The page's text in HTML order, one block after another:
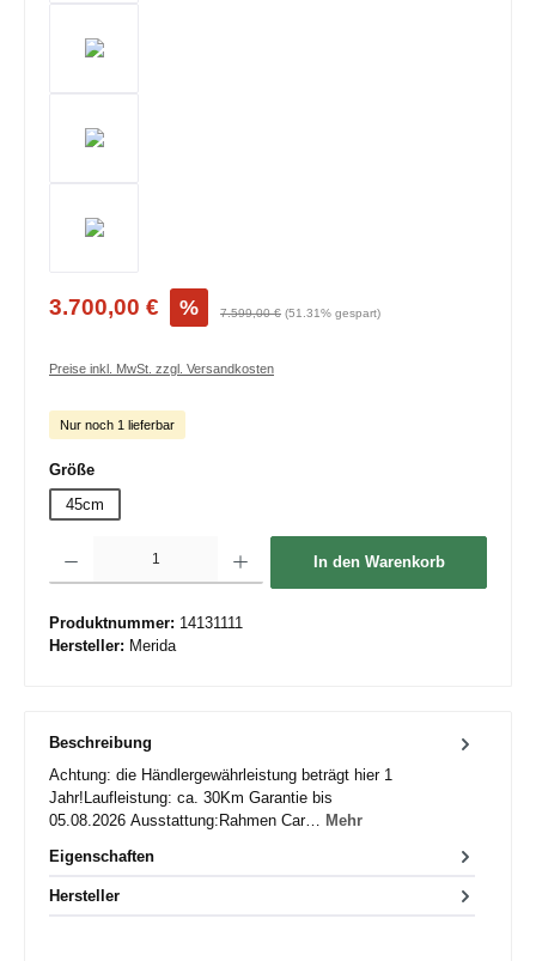
3.700,00 € % 7.599,00 € (51.31% gespart)
Preise inkl. MwSt. zzgl. Versandkosten
Nur noch 1 lieferbar
Größeauswählen
45cm
In den Warenkorb
Produktnummer: 14131111
Hersteller: Merida
Beschreibung
Achtung: die Händlergewährleistung beträgt hier 1
Jahr!Laufleistung: ca. 30Km Garantie bis
05.08.2026 Ausstattung:Rahmen Car…
Mehr
Eigenschaften
Hersteller